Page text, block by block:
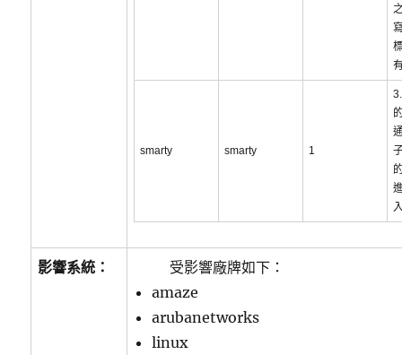
smarty smarty 1
影響系統：
受影響廠牌如下：
amaze
arubanetworks
linux